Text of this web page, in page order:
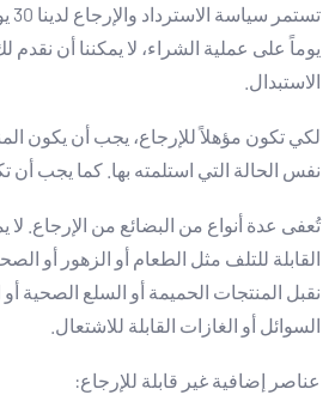
يوماً على عملية الشراء، لا يمكننا أن نقدم
الاستبدال.
لكي تكون مؤهلاً للإرجاع، يجب أن يكون
نفس الحالة التي استلمته بها. كما يجب أن
تُعفى عدة أنواع من البضائع من الإرجاع. لا
القابلة للتلف مثل الطعام أو الزهور أو
نقبل المنتجات الحميمة أو السلع الصحية أو
السوائل أو الغازات القابلة للاشتعال.
عناصر إضافية غير قابلة للإرجاع: